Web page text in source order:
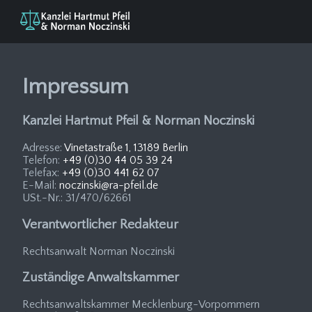
Impressum
Kanzlei Hartmut Pfeil & Norman Noczinski
Adresse: Vinetastraße 1, 13189 Berlin
Telefon: +49 (0)30 44 05 39 24
Telefax: +49 (0)30 441 62 07
E-Mail: noczinski@ra-pfeil.de
USt.-Nr.: 31/470/62661
Verantwortlicher Redakteur
Rechtsanwalt Norman Noczinski
Zuständige Anwaltskammer
Rechtsanwaltskammer Mecklenburg-Vorpommern